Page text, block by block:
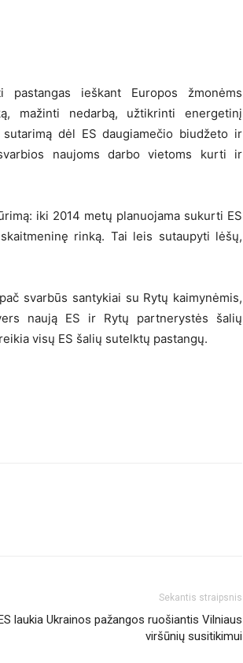
ieškant Europos žmonėms
mažinti nedarbą, užtikrinti energetinį
dėl ES daugiamečio biudžeto ir
naujoms darbo vietoms kurti ir
iki 2014 metų planuojama sukurti ES
rinką. Tai leis sutaupyti lėšų,
svarbūs santykiai su Rytų kaimynėmis,
naują ES ir Rytų partnerystės šalių
visų ES šalių sutelktų pastangų.
Sekantis straipsnis
laukia Ukrainos pažangos ruošiantis Vilniaus
viršūnių susitikimui